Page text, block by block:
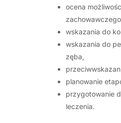
ocena
wskazania do
wskazania do
zęba,
planowanie
przygotowanie
leczenia.